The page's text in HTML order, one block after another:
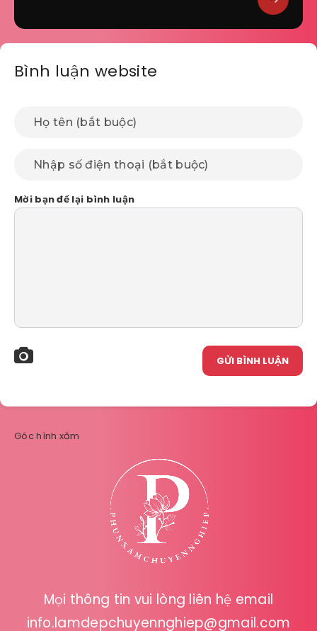
Bình luận website
Mời bạn để lại bình luận
GỬI BÌNH LUẬN
Góc hình xăm
Mọi thông tin vui lòng liên hệ email
info.lamdepchuyennghiep@gmail.com